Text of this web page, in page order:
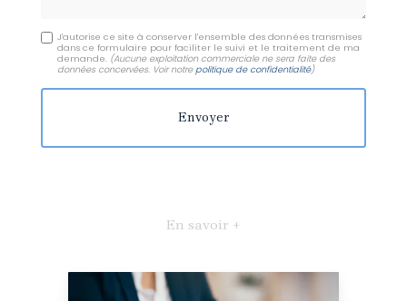
J'autorise ce site à conserver l'ensemble des données transmises
dans ce formulaire pour faciliter le suivi et le traitement de ma
demande. (Aucune exploitation commerciale ne sera faite des
données concervées. Voir notrepolitique de confidentialité)
En savoir +